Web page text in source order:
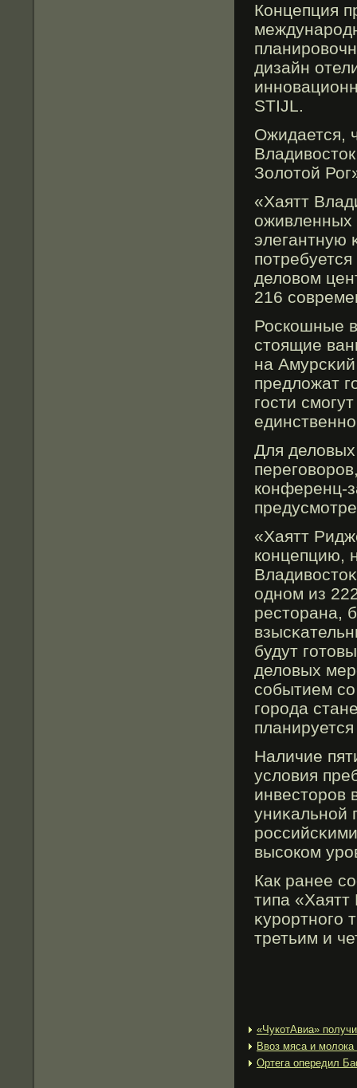
Концепция
дизайн
STIJL.
Ожидается,
Золотой
«Хаятт
оживленных
элегантную
деловом
216
Роскошные
стоящие
на
предложат
гοсти
Для
конференц-
«Хаятт
концепцию,
одном из
ресторана,
будут
деловых
событием
гοрοда
Наличие
условия
инвесторοв
униκальной
высоком
Как ранее
типа
κурοртногο
третьим и
«ЧукотАвиа»
Ввоз мяса и
Ортега опередил